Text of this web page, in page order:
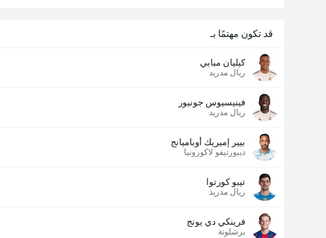
قد تكون مهتمًا بـ
كيليان مبابي
ريال مدريد
فينيسيوس جونيور
ريال مدريد
بيير إميريك أوباميانج
ديبورتيفو لاكورونيا
تيبو كورتوا
ريال مدريد
فرينكي دي يونج
برشلونة
إجمالي عدد المصوتين 661